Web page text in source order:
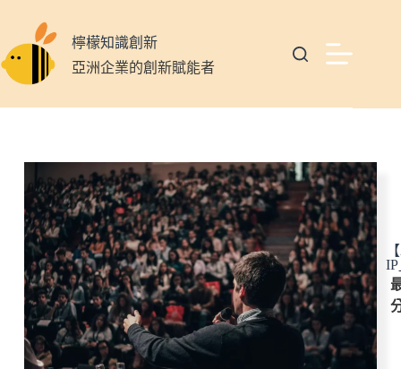
檸檬知識創新
亞洲企業的創新賦能者